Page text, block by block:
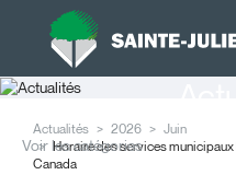
Actualités 2026
Juin
Horaire des services municipaux
Canada
Voir les catégories